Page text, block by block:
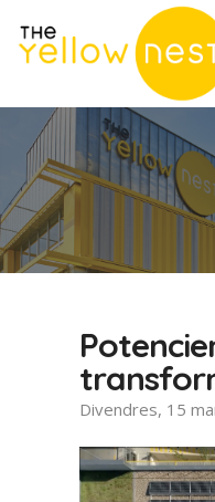
Divendres, 15